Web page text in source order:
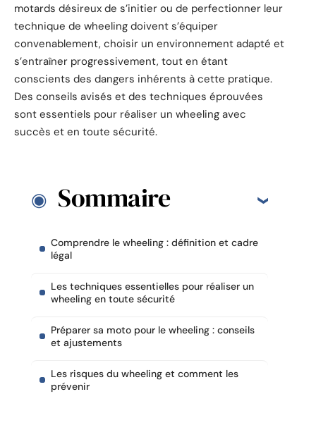
motards désireux de s’initier ou de perfectionner leur
technique de wheeling doivent s’équiper
convenablement, choisir un environnement adapté et
s’entraîner progressivement, tout en étant
conscients des dangers inhérents à cette pratique.
Des conseils avisés et des techniques éprouvées
sont essentiels pour réaliser un wheeling avec
succès et en toute sécurité.
Sommaire
Comprendre le wheeling : définition et cadre
légal
Les techniques essentielles pour réaliser un
wheeling en toute sécurité
Préparer sa moto pour le wheeling : conseils
et ajustements
Les risques du wheeling et comment les
prévenir